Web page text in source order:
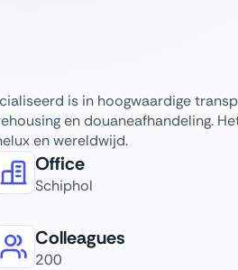
is in hoogwaardige
en douaneafhandeling.
en wereldwijd.
Office
Schiphol
Colleagues
200